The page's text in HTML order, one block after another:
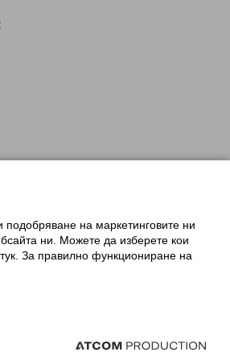
на маркетинговите ни
ни. Можете да изберете кои
За правилно функциониране на